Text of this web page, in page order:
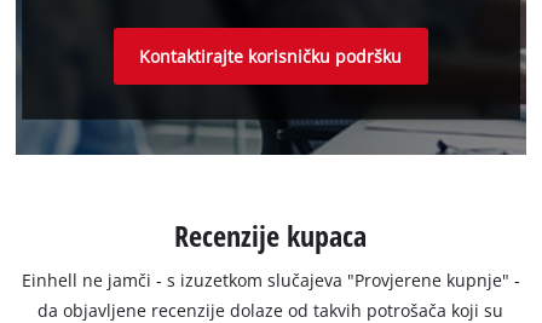
Kontaktirajte korisničku podršku
Recenzije kupaca
Einhell ne jamči - s izuzetkom slučajeva "Provjerene kupnje" -
da objavljene recenzije dolaze od takvih potrošača koji su